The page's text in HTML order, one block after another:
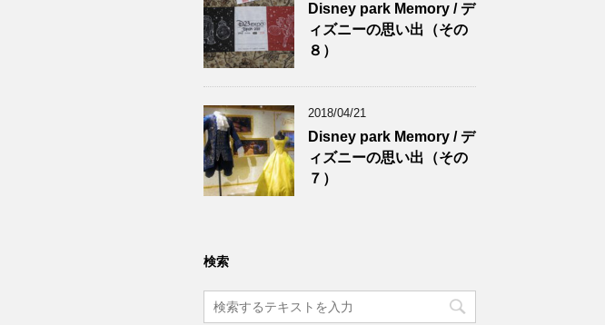
Disney park Memory / デ
ィズニーの思い出（その
８）
2018/04/21
Disney park Memory / デ
ィズニーの思い出（その
７）
検索